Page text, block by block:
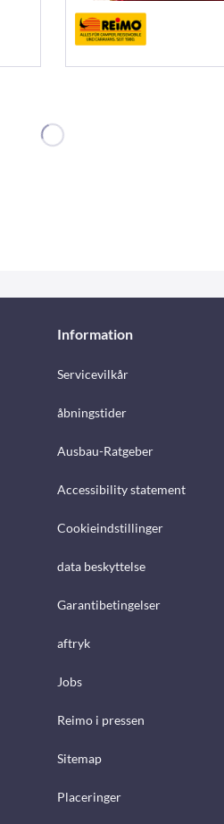
Information
Servicevilkår
åbningstider
Ausbau-Ratgeber
Accessibility statement
Cookieindstillinger
data beskyttelse
Garantibetingelser
aftryk
Jobs
Reimo i pressen
Sitemap
Placeringer